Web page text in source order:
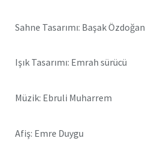
Sahne Tasarımı: Başak Özdoğan
Işık Tasarımı: Emrah sürücü
Müzik: Ebruli Muharrem
Afiş: Emre Duygu